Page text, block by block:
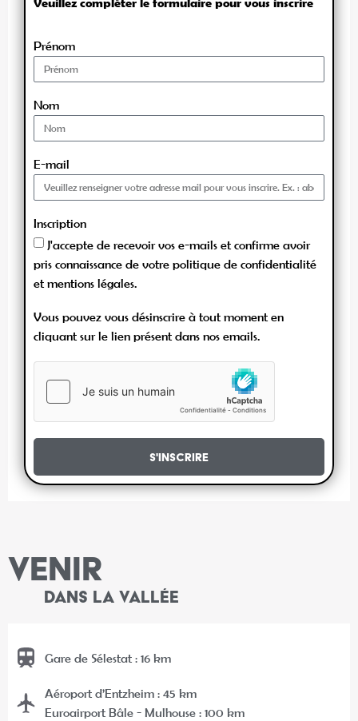
Prénom
Nom
E-mail
Inscription
J'accepte de recevoir vos e-mails et confirme avoir
pris connaissance de votre politique de confidentialité
et mentions légales.
Vous pouvez vous désinscrire à tout moment en
cliquant sur le lien présent dans nos emails.
S'inscrire
VENIR
DANS LA VALLÉE
Gare de Sélestat : 16 km
Aéroport d’Entzheim : 45 km
Euroairport Bâle - Mulhouse : 100 km